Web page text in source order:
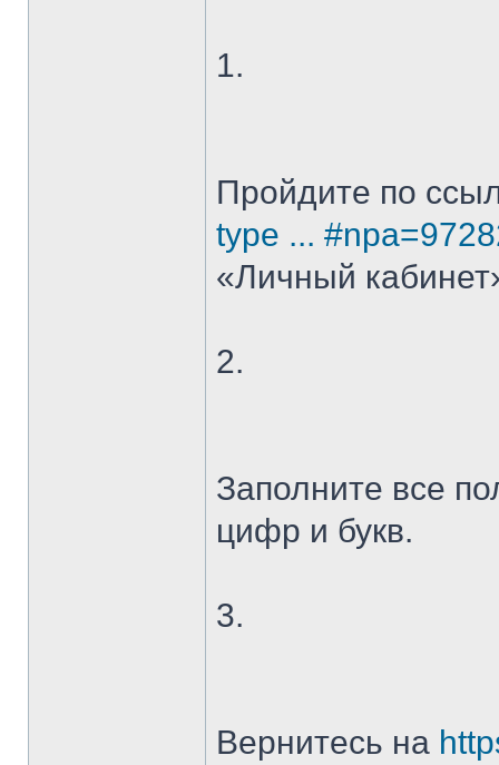
1.
Пройдите по
type ...
«Личный
2.
Заполните все
цифр и букв.
3.
Вернитесь на